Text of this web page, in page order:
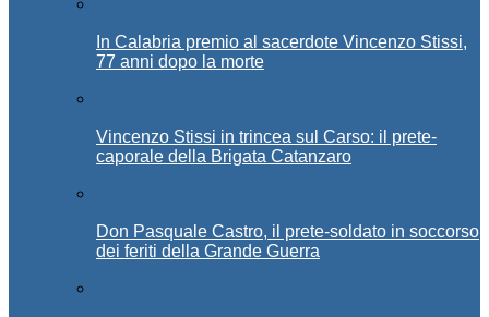
In Calabria premio al sacerdote Vincenzo Stissi,
77 anni dopo la morte
Vincenzo Stissi in trincea sul Carso: il prete-
caporale della Brigata Catanzaro
Don Pasquale Castro, il prete-soldato in soccorso
dei feriti della Grande Guerra